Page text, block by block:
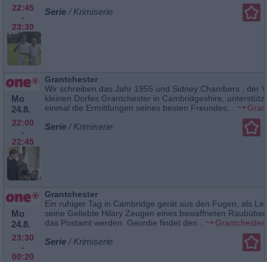
22:45
-
23:30
Serie / Krimiserie
Mo
24.8.
22:00
-
22:45
Grantchester
Wir schreiben das Jahr 1955 und Sidney Chambers , der
kleinen Dorfes Grantchester in Cambridgeshire,
einmal die Ermittlungen seines besten Freundes,...
Serie / Krimiserie
Mo
24.8.
23:30
-
00:20
Grantchester
Ein ruhiger Tag in Cambridge gerät aus den Fugen, als
seine Geliebte Hilary Zeugen eines bewaffneten
das Postamt werden. Geordie findet den...
Grantchester
Serie / Krimiserie